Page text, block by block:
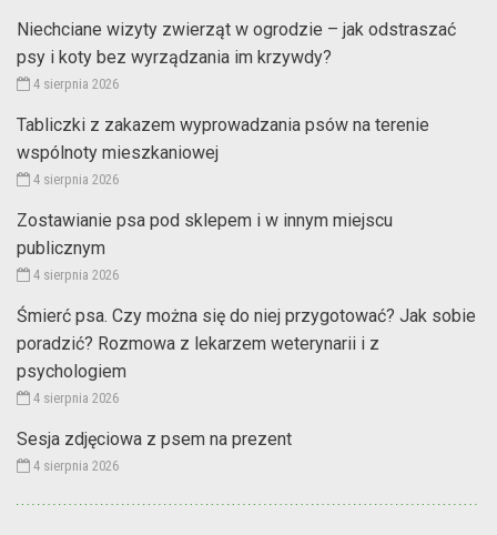
Niechciane wizyty zwierząt w ogrodzie – jak odstraszać
psy i koty bez wyrządzania im krzywdy?
4 sierpnia 2026
Tabliczki z zakazem wyprowadzania psów na terenie
wspólnoty mieszkaniowej
4 sierpnia 2026
Zostawianie psa pod sklepem i w innym miejscu
publicznym
4 sierpnia 2026
Śmierć psa. Czy można się do niej przygotować? Jak sobie
poradzić? Rozmowa z lekarzem weterynarii i z
psychologiem
4 sierpnia 2026
Sesja zdjęciowa z psem na prezent
4 sierpnia 2026